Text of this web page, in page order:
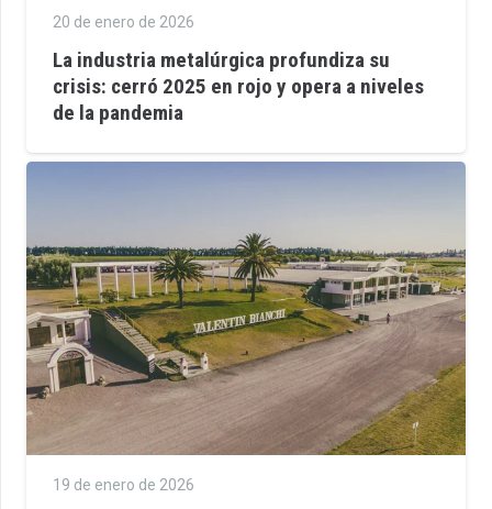
20 de enero de 2026
La industria metalúrgica profundiza su
crisis: cerró 2025 en rojo y opera a niveles
de la pandemia
19 de enero de 2026